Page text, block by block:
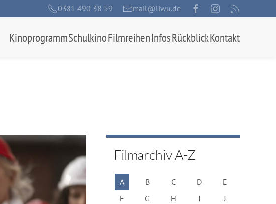
0381 490 38 59 mail@liwu.de
KinoprogrammSchulkinoFilmreihenInfosRückblickKontakt
Filmarchiv A-Z
A B C D
E
F
G H I
J